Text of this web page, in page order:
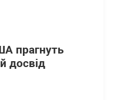
прагнуть
досвід